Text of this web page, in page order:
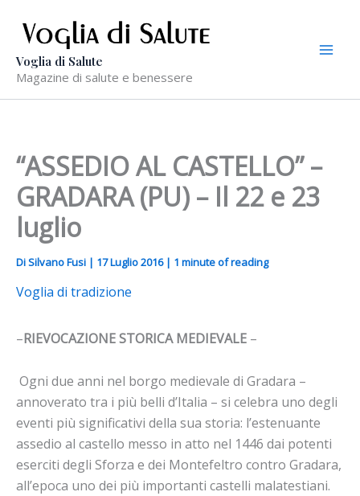
contenuto
Voglia di Salute
Magazine di salute e benessere
“ASSEDIO AL CASTELLO” –
GRADARA (PU) – Il 22 e 23
luglio
DiSilvano Fusi | 17 Luglio 2016 | 1 minute of reading
Voglia di tradizione
–RIEVOCAZIONE STORICA MEDIEVALE –
Ogni due anni nel borgo medievale di Gradara –
annoverato tra i più belli d’Italia – si celebra uno degli
eventi più significativi della sua storia: l’estenuante
assedio al castello messo in atto nel 1446 dai potenti
eserciti degli Sforza e dei Montefeltro contro Gradara,
all’epoca uno dei più importanti castelli malatestiani.